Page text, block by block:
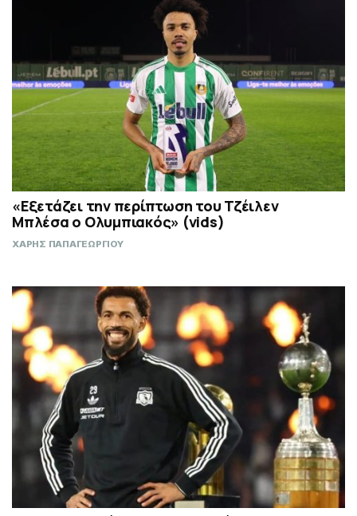
«Εξετάζει την περίπτωση του Τζέιλεν
Μπλέσα ο Ολυμπιακός» (vids)
ΧΑΡΗΣ ΠΑΠΑΓΕΩΡΓΙΟΥ